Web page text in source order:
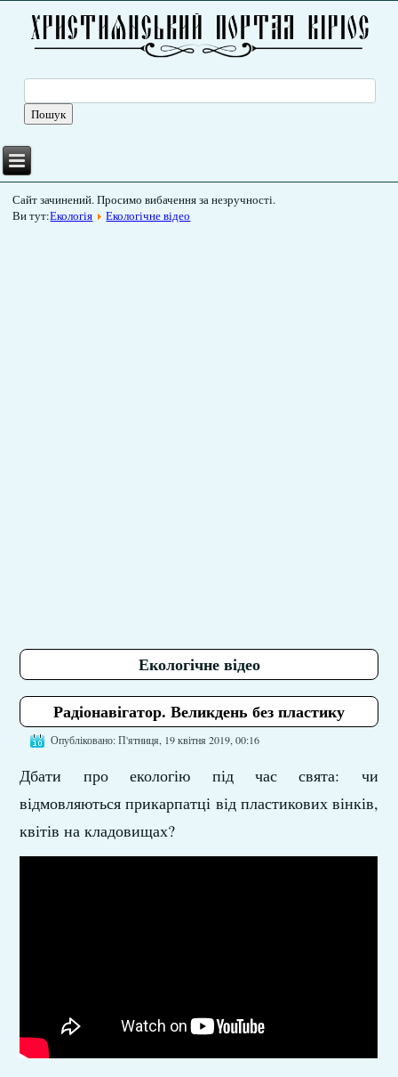
Сайт зачинений. Просимо вибачення за незручності.
Ви тут:Екологія Екологічне відео
Екологічне відео
Радіонавігатор. Великдень без пластику
Опубліковано: П'ятниця, 19 квітня 2019, 00:16
Дбати про екологію під час свята: чи
відмовляються прикарпатці від пластикових вінків,
квітів на кладовищах?